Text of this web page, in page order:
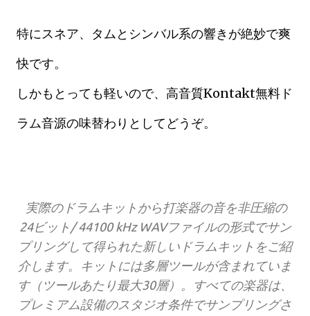
特にスネア、タムとシンバル系の響きが絶妙で爽
快です。
しかもとっても軽いので、高音質Kontakt無料ド
ラム音源の味替わりとしてどうぞ。
実際のドラムキットから打楽器の音を非圧縮の
24ビット/ 44100 kHz WAVファイルの形式でサン
プリングして得られた新しいドラムキットをご紹
介します。キットには多層ツールが含まれていま
す（ツールあたり最大30層）。すべての楽器は、
プレミアム設備のスタジオ条件でサンプリングさ